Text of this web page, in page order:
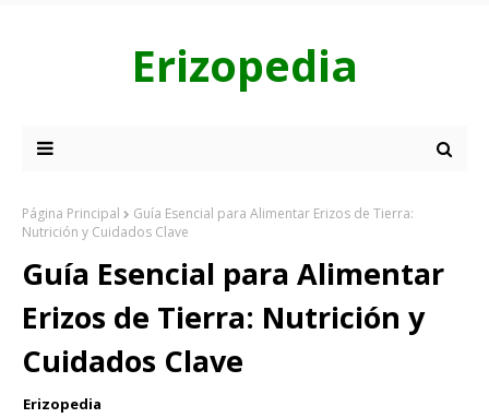
Erizopedia
Página Principal
Guía Esencial para Alimentar Erizos de Tierra:
Nutrición y Cuidados Clave
Guía Esencial para Alimentar
Erizos de Tierra: Nutrición y
Cuidados Clave
Erizopedia